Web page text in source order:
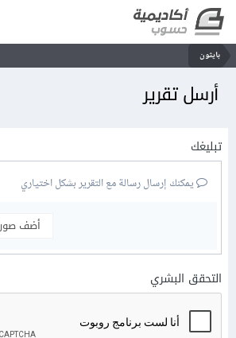
بايثون
أرسل تقرير
تبليغك
يمكنك إرسال رسالة مع التقرير بشكل اختياري
أضف
التحقق البشري